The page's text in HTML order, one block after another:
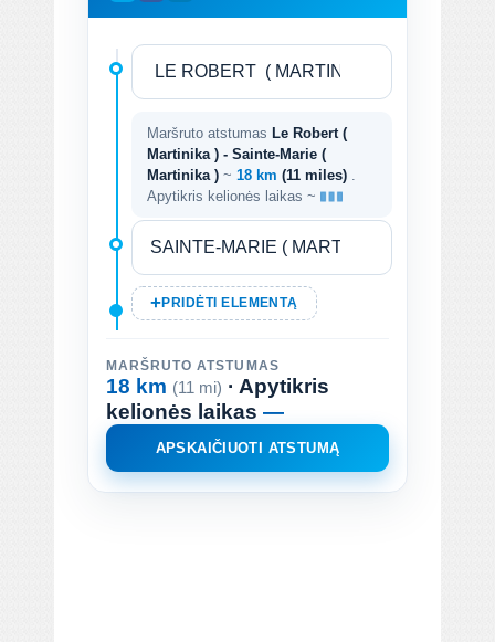
Maršruto atstumas Le Robert (
Martinika ) - Sainte-Marie (
Martinika ) ~ 18 km (11 miles)
Apytikris kelionės laikas ~
PRIDĖTI ELEMENTĄ
MARŠRUTO ATSTUMAS
18 km (11 mi) · Apytikris
kelionės laikas —
APSKAIČIUOTI ATSTUMĄ